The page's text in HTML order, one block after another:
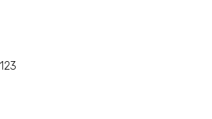
123